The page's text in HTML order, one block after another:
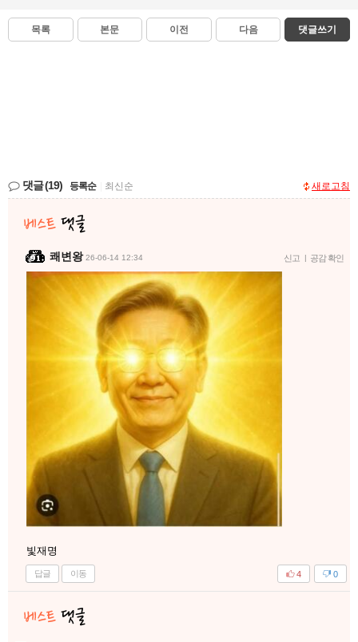
목록 본문 이전 다음 댓글쓰기
댓글(19) 등록순 최신순 새로고침
쾌변왕 26-06-14 12:34 신고 | 공감 확인
빛재명
답글 이동 0
4